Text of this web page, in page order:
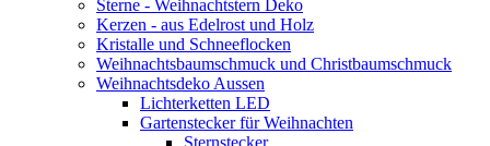
Sterne - Weihnachtstern Deko
Kerzen - aus Edelrost und Holz
Kristalle und Schneeflocken
Weihnachtsbaumschmuck und Christbaumschmuck
Weihnachtsdeko Aussen
Lichterketten LED
Gartenstecker für Weihnachten
Sternstecker